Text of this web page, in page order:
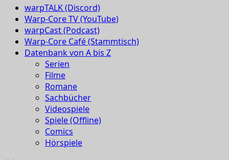
warpTALK (Discord)
Warp-Core TV (YouTube)
warpCast (Podcast)
Warp-Core Café (Stammtisch)
Datenbank von A bis Z
Serien
Filme
Romane
Sachbücher
Videospiele
Spiele (Offline)
Comics
Hörspiele